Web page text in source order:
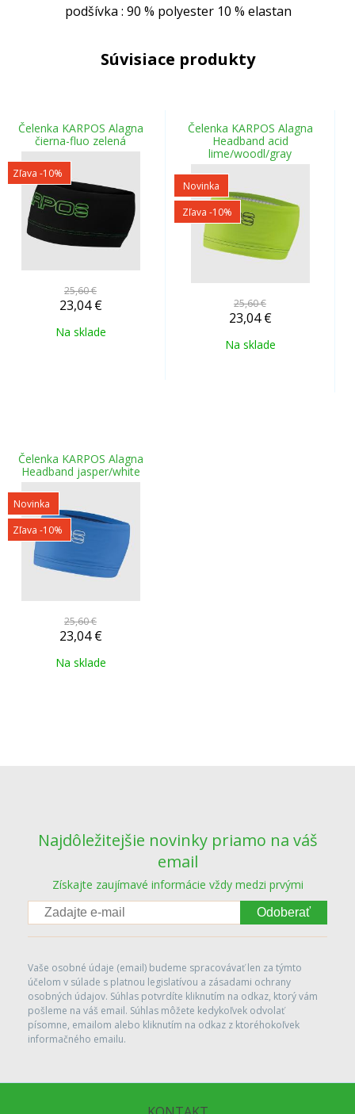
podšívka : 90 % polyester 10 % elastan
Súvisiace produkty
Čelenka KARPOS Alagna
čierna-fluo zelená
Zľava -10%
25,60 €
23,04 €
Na sklade
Čelenka KARPOS Alagna
Headband acid
lime/woodl/gray
Novinka
Zľava -10%
25,60 €
23,04 €
Na sklade
Čelenka KARPOS Alagna
Headband jasper/white
Novinka
Zľava -10%
25,60 €
23,04 €
Na sklade
Najdôležitejšie novinky priamo na váš
email
Získajte zaujímavé informácie vždy medzi prvými
Odoberať
Vaše osobné údaje (email) budeme spracovávať len za týmto
účelom v súlade s platnou legislatívou a zásadami ochrany
osobných údajov. Súhlas potvrdíte kliknutím na odkaz, ktorý vám
pošleme na váš email. Súhlas môžete kedykoľvek odvolať
písomne, emailom alebo kliknutím na odkaz z ktoréhokoľvek
informačného emailu.